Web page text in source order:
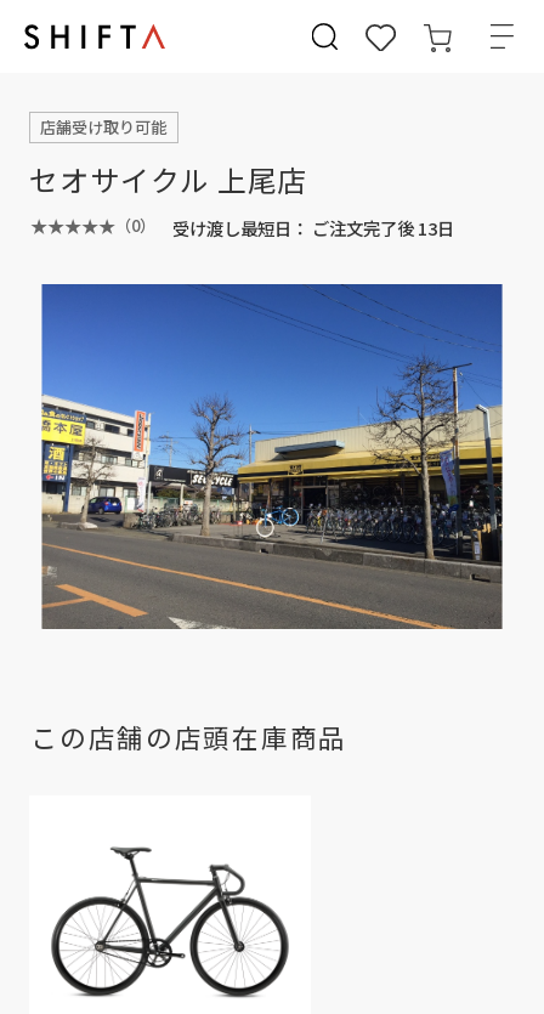
店舗受け取り可能
セオサイクル 上尾店
（0） 受け渡し最短日： ご注文完了後 13日
この店舗の店頭在庫商品